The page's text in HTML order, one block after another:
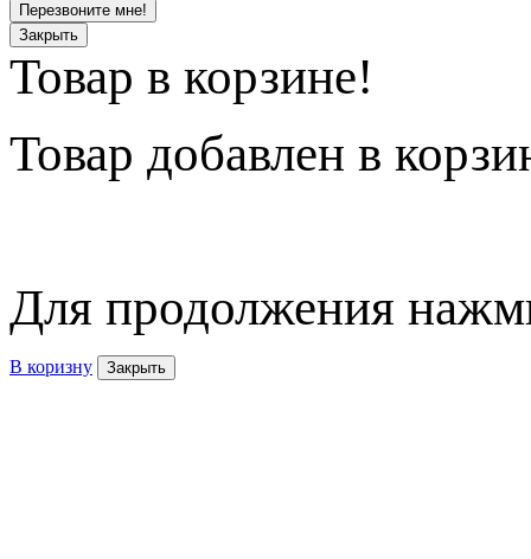
Перезвоните мне!
Закрыть
Товар в корзине!
Товар добавлен в
Для продолжения
В коризну Закрыть